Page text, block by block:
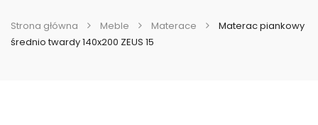
Strona główna Meble Materace
Materac piankowy
średnio twardy 140x200 ZEUS 15